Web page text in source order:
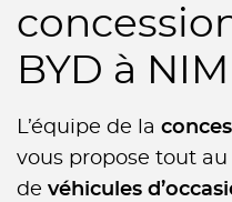
BYD à
L’équipe de la
vous propose tout
de véhicules